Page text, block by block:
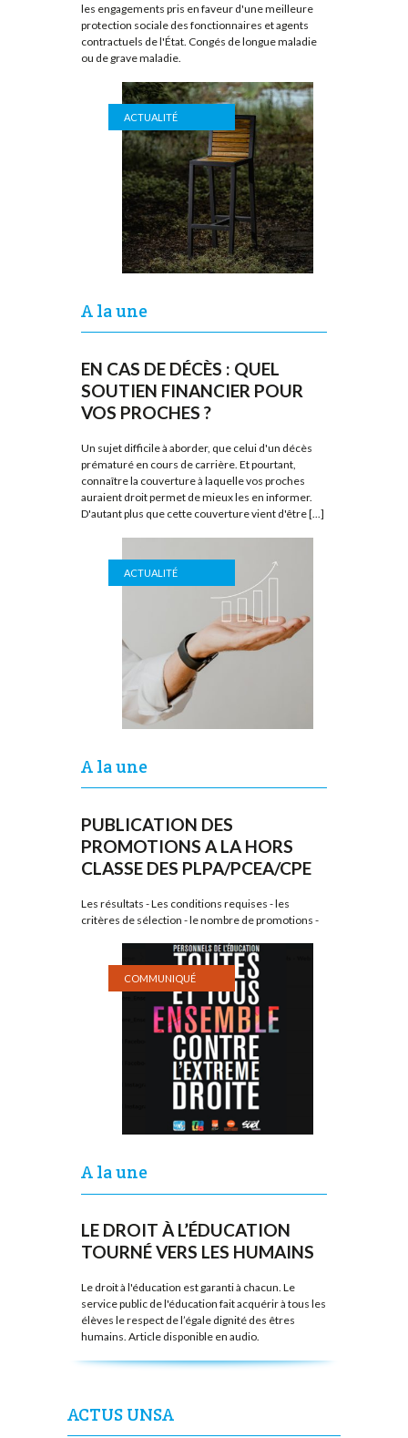
les engagements pris en faveur d'une meilleure
protection sociale des fonctionnaires et agents
contractuels de l'État. Congés de longue maladie
ou de grave maladie.
ACTUALITÉ
A la une
EN CAS DE DÉCÈS : QUEL
SOUTIEN FINANCIER POUR
VOS PROCHES ?
Un sujet difficile à aborder, que celui d'un décès
prématuré en cours de carrière. Et pourtant,
connaître la couverture à laquelle vos proches
auraient droit permet de mieux les en informer.
D'autant plus que cette couverture vient d'être [...]
ACTUALITÉ
A la une
PUBLICATION DES
PROMOTIONS A LA HORS
CLASSE DES PLPA/PCEA/CPE
Les résultats - Les conditions requises - les
critères de sélection - le nombre de promotions -
COMMUNIQUÉ
A la une
LE DROIT À L’ÉDUCATION
TOURNÉ VERS LES HUMAINS
Le droit à l'éducation est garanti à chacun. Le
service public de l'éducation fait acquérir à tous les
élèves le respect de l’égale dignité des êtres
humains. Article disponible en audio.
ACTUS UNSA